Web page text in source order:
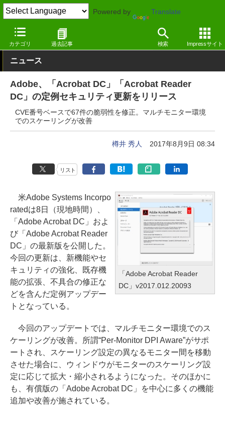
Powered by Translate
カテゴリ 過去記事 検索 Impressサイト
窓の杜 セキュリティ
ニュース
Adobe、「Acrobat DC」「Acrobat Reader
DC」の定例セキュリティ更新をリリース
CVE番号ベースで67件の脆弱性を修正。マルチモニター環境
でのスケーリングが改善
樽井 秀人 2017年8月9日 08:34
リスト
「Adobe Acrobat Reader
DC」v2017.012.20093
米Adobe Systems Incorpo
ratedは8日（現地時間）、
「Adobe Acrobat DC」およ
び「Adobe Acrobat Reader
DC」の最新版を公開した。
今回の更新は、新機能やセ
キュリティの強化、既存機
能の拡張、不具合の修正な
どを含んだ定例アップデー
トとなっている。
今回のアップデートでは、マルチモニター環境でのス
ケーリングが改善。所謂“Per-Monitor DPI Aware”がサポ
ートされ、スケーリング設定の異なるモニター間を移動
させた場合に、ウィンドウがモニターのスケーリング設
定に応じて拡大・縮小されるようになった。そのほかに
も、有償版の「Adobe Acrobat DC」を中心に多くの機能
追加や改善が施されている。